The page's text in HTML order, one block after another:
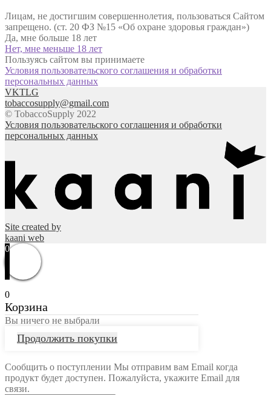
Лицам, не достигшим совершеннолетия, пользоваться Сайтом
запрещено. (ст. 20 ФЗ №15 «Об охране здоровья граждан»)
Да, мне больше 18 лет
Нет, мне меньше 18 лет
Пользуясь сайтом вы принимаете
Условия пользовательского соглашения и обработки
персональных данных
VKTLG
tobaccosupply@gmail.com
© TobaccoSupply 2022
Условия пользовательского соглашения и обработки
персональных данных
Site created by
kaani web
0
0
Корзина
Вы ничего не выбрали
Продолжить покупки
Сообщить о поступлении Мы отправим вам Email когда
продукт будет доступен. Пожалуйста, укажите Email для
связи.